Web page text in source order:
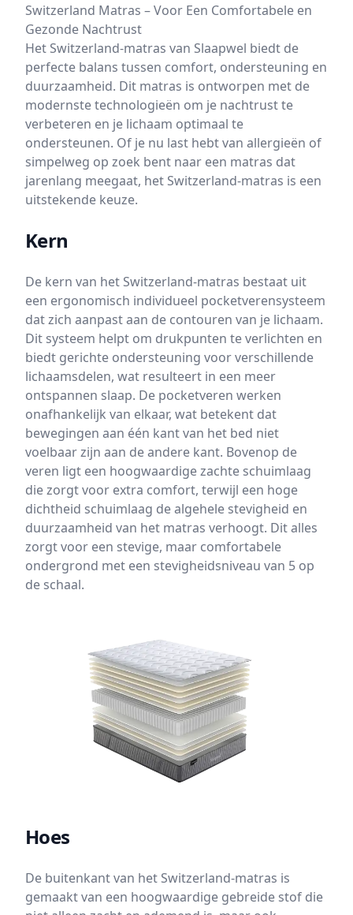
Switzerland Matras – Voor Een Comfortabele en
Gezonde Nachtrust
Het Switzerland-matras van Slaapwel biedt de
perfecte balans tussen comfort, ondersteuning en
duurzaamheid. Dit matras is ontworpen met de
modernste technologieën om je nachtrust te
verbeteren en je lichaam optimaal te
ondersteunen. Of je nu last hebt van allergieën of
simpelweg op zoek bent naar een matras dat
jarenlang meegaat, het Switzerland-matras is een
uitstekende keuze.
Kern
De kern van het Switzerland-matras bestaat uit
een ergonomisch individueel pocketverensysteem
dat zich aanpast aan de contouren van je lichaam.
Dit systeem helpt om drukpunten te verlichten en
biedt gerichte ondersteuning voor verschillende
lichaamsdelen, wat resulteert in een meer
ontspannen slaap. De pocketveren werken
onafhankelijk van elkaar, wat betekent dat
bewegingen aan één kant van het bed niet
voelbaar zijn aan de andere kant. Bovenop de
veren ligt een hoogwaardige zachte schuimlaag
die zorgt voor extra comfort, terwijl een hoge
dichtheid schuimlaag de algehele stevigheid en
duurzaamheid van het matras verhoogt. Dit alles
zorgt voor een stevige, maar comfortabele
ondergrond met een stevigheidsniveau van 5 op
de schaal.
Hoes
De buitenkant van het Switzerland-matras is
gemaakt van een hoogwaardige gebreide stof die